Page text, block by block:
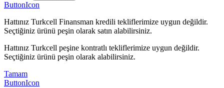
ButtonIcon
Hattınız Turkcell Finansman kredili tekliflerimize uygun değildir.
Seçtiğiniz ürünü peşin olarak satın alabilirsiniz.
Hattınız Turkcell peşine kontratlı tekliflerimize uygun değildir.
Seçtiğiniz ürünü peşin olarak alabilirsiniz.
Tamam
ButtonIcon